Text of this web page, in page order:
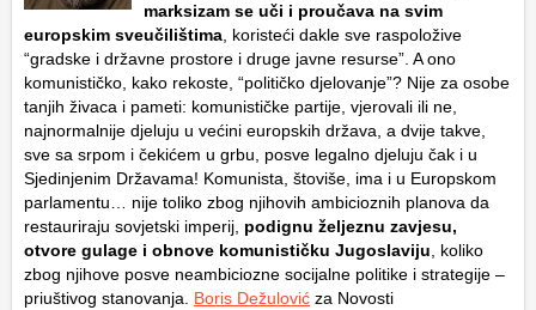
marksizam se uči i proučava na svim
europskim sveučilištima , koristeći dakle sve raspoložive
“gradske i državne prostore i druge javne resurse”. A ono
komunističko, kako rekoste, “političko djelovanje”? Nije za osobe
tanjih živaca i pameti: komunističke partije, vjerovali ili ne,
najnormalnije djeluju u većini europskih država, a dvije takve,
sve sa srpom i čekićem u grbu, posve legalno djeluju čak i u
Sjedinjenim Državama! Komunista, štoviše, ima i u Europskom
parlamentu… nije toliko zbog njihovih ambicioznih planova da
restauriraju sovjetski imperij, podignu željeznu zavjesu,
otvore gulage i obnove komunističku Jugoslaviju , koliko
zbog njihove posve neambiciozne socijalne politike i strategije –
priuštivog stanovanja. Boris Dežulović za Novosti